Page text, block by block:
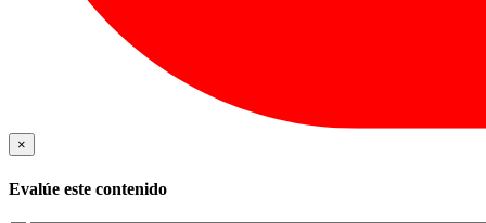
×
Evalúe este contenido